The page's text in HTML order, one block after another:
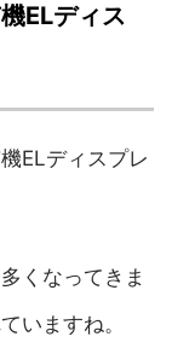
ELディス
ELディスプレ
くなってきま
いますね。